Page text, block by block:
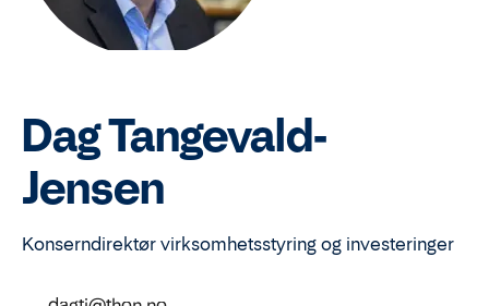
Dag Tangevald-
Jensen
Konserndirektør virksomhetsstyring og investeringer